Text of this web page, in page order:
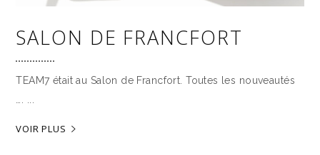
SALON DE FRANCFORT
TEAM7 était au Salon de Francfort. Toutes les nouveautés
VOIR PLUS